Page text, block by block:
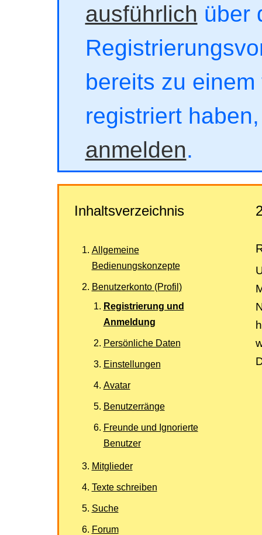
ausführlich über
bereits zu
registriert
anmelden.
Inhaltsverzeichnis
Allgemeine
Bedienungskonzepte
Benutzerkonto (Profil)
Registrierung und
Anmeldung
Persönliche Daten
Einstellungen
Avatar
Benutzerränge
Freunde und Ignorierte
Benutzer
Mitglieder
Texte schreiben
Suche
Forum